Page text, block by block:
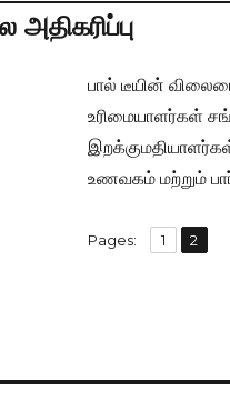
பால் டீயின்
உரிமையாளர்கள்
உணவகம் மற்றும்
Pages: Page
1 ,
Page
2